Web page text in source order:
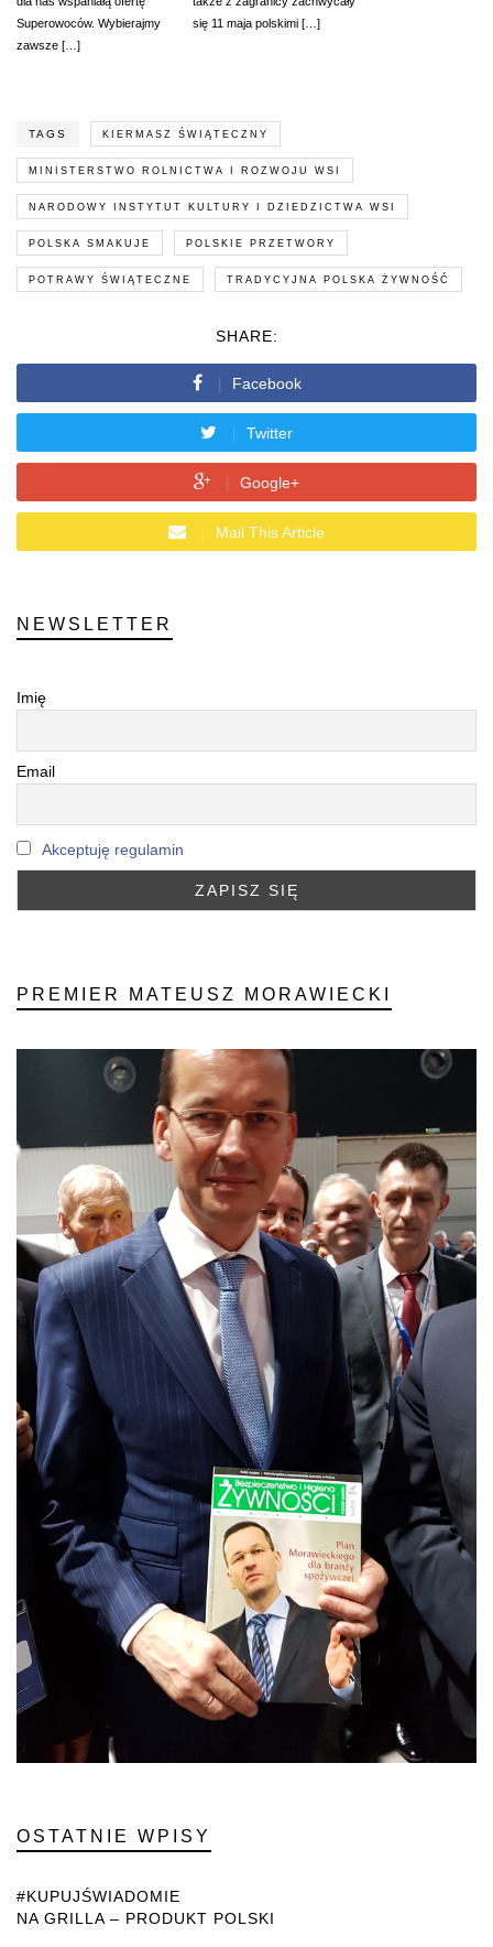
Superowoców. Wybierajmy
zawsze […]
się 11 maja polskimi […]
TAGS KIERMASZ ŚWIĄTECZNY
MINISTERSTWO ROLNICTWA I ROZWOJU WSI
NARODOWY INSTYTUT KULTURY I DZIEDZICTWA WSI
POLSKA SMAKUJE POLSKIE PRZETWORY
POTRAWY ŚWIĄTECZNE TRADYCYJNA POLSKA ŻYWNOŚĆ
SHARE:
Facebook
Twitter
Google+
Mail This Article
NEWSLETTER
Imię
Email
Akceptuję regulamin
PREMIER MATEUSZ MORAWIECKI
OSTATNIE WPISY
#KUPUJŚWIADOMIE
NA GRILLA – PRODUKT POLSKI